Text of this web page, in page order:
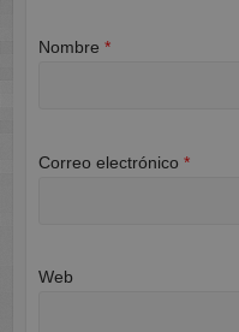
Nombre *
Correo electrónico *
Web